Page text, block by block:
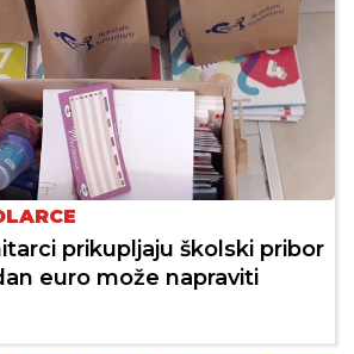
prikupljaju školski pribor
euro može napraviti